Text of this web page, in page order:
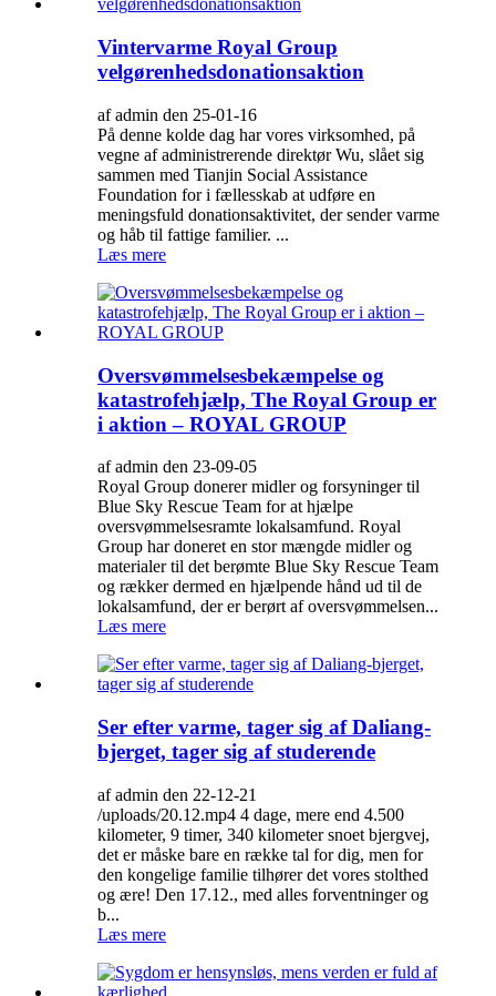
Vintervarme Royal Group
velgørenhedsdonationsaktion
af admin den 25-01-16
På denne kolde dag har vores virksomhed, på
vegne af administrerende direktør Wu, slået sig
sammen med Tianjin Social Assistance
Foundation for i fællesskab at udføre en
meningsfuld donationsaktivitet, der sender varme
og håb til fattige familier. ...
Læs mere
Oversvømmelsesbekæmpelse og
katastrofehjælp, The Royal Group er
i aktion – ROYAL GROUP
af admin den 23-09-05
Royal Group donerer midler og forsyninger til
Blue Sky Rescue Team for at hjælpe
oversvømmelsesramte lokalsamfund. Royal
Group har doneret en stor mængde midler og
materialer til det berømte Blue Sky Rescue Team
og rækker dermed en hjælpende hånd ud til de
lokalsamfund, der er berørt af oversvømmelsen...
Læs mere
Ser efter varme, tager sig af Daliang-
bjerget, tager sig af studerende
af admin den 22-12-21
/uploads/20.12.mp4 4 dage, mere end 4.500
kilometer, 9 timer, 340 kilometer snoet bjergvej,
det er måske bare en række tal for dig, men for
den kongelige familie tilhører det vores stolthed
og ære! Den 17.12., med alles forventninger og
b...
Læs mere